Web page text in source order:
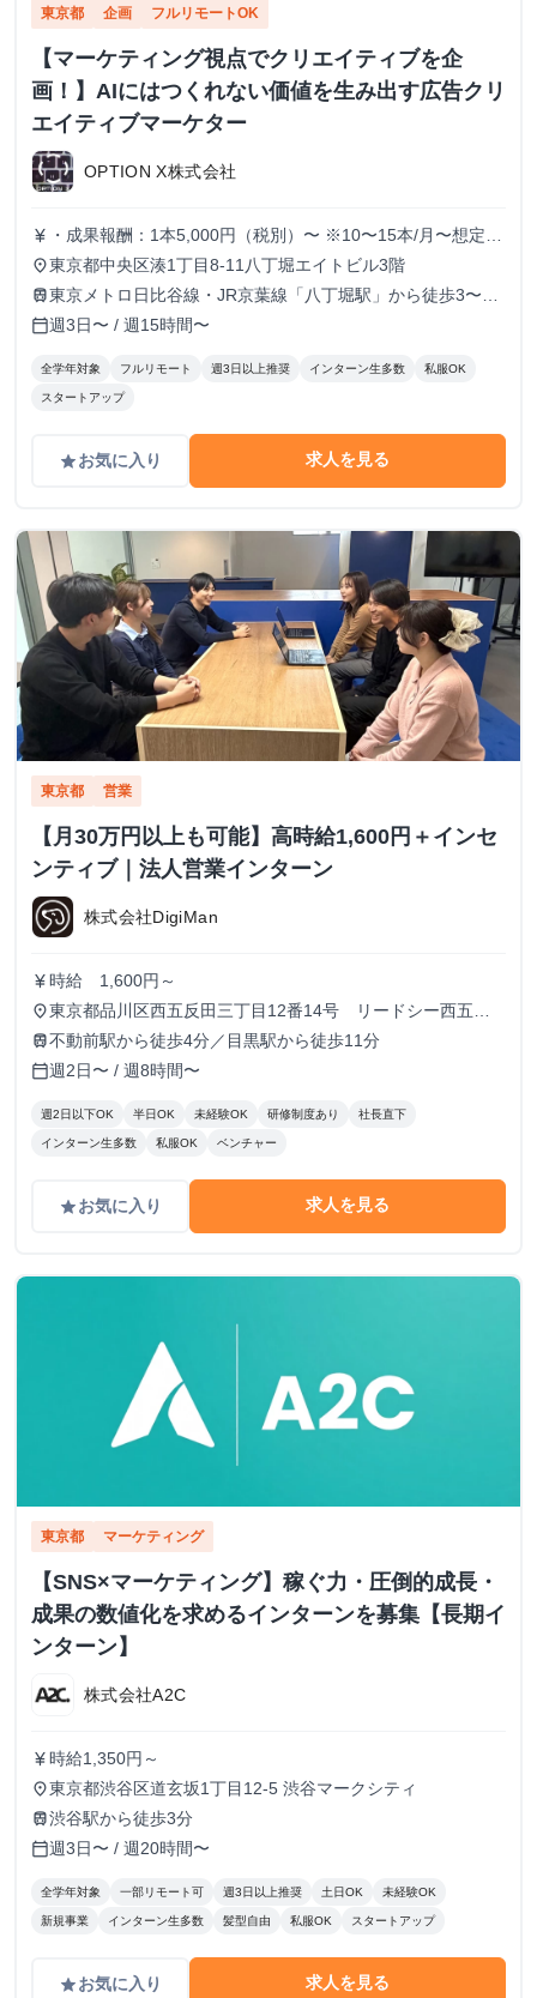
東京都 企画 フルリモートOK
【マーケティング視点でクリエイティブを企
画！】AIにはつくれない価値を生み出す広告クリ
エイティブマーケター
OPTION X株式会社
currency_yen ・成果報酬：1本5,000円（税別）〜 ※10〜15本/月〜想定
※経験、実績、能力等によって変動 ※トライアル期間の場
合変動あり
place東京都中央区湊1丁目8-11八丁堀エイトビル3階
train東京メトロ日比谷線・JR京葉線「八丁堀駅」から徒歩3〜6
分
calendar_today週3日〜 / 週15時間〜
全学年対象 フルリモート 週3日以上推奨 インターン生多数 私服OK
スタートアップ
gradeお気に入り 求人を見る
東京都 営業
【月30万円以上も可能】高時給1,600円＋インセ
ンティブ｜法人営業インターン
株式会社DigiMan
currency_yen 時給 1,600円～
place東京都品川区西五反田三丁目12番14号 リードシー西五反
田ビル7-8階（受付8階）
train不動前駅から徒歩4分／目黒駅から徒歩11分
calendar_today週2日〜 / 週8時間〜
週2日以下OK 半日OK 未経験OK 研修制度あり 社長直下
インターン生多数 私服OK ベンチャー
gradeお気に入り 求人を見る
東京都 マーケティング
【SNS×マーケティング】稼ぐ力・圧倒的成長・
成果の数値化を求めるインターンを募集【長期イ
ンターン】
株式会社A2C
currency_yen 時給1,350円～
place東京都渋谷区道玄坂1丁目12-5 渋谷マークシティ
train渋谷駅から徒歩3分
calendar_today週3日〜 / 週20時間〜
全学年対象 一部リモート可 週3日以上推奨 土日OK 未経験OK
新規事業 インターン生多数 髪型自由 私服OK スタートアップ
gradeお気に入り 求人を見る